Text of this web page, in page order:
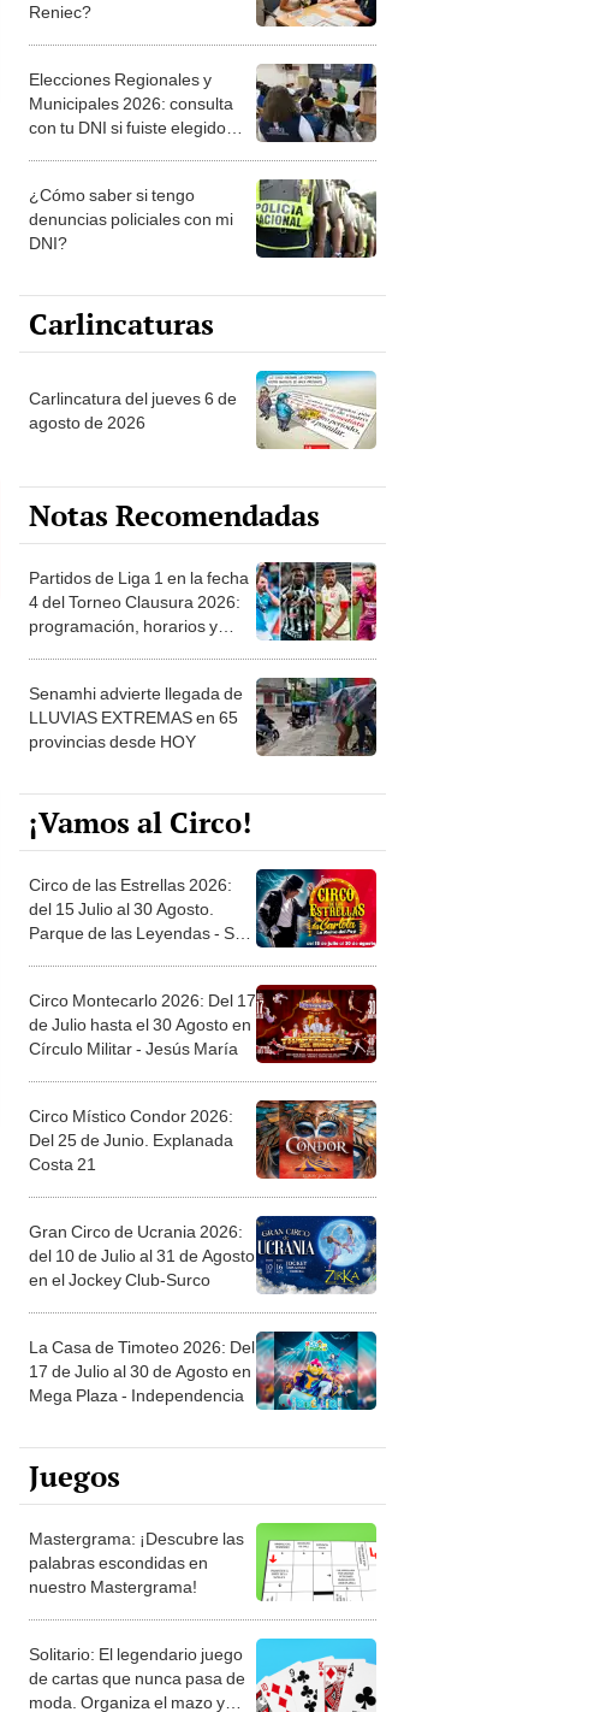
Reniec?
Elecciones Regionales y
Municipales 2026: consulta
con tu DNI si fuiste elegido
la ONPE
¿Cómo saber si tengo
denuncias policiales con mi
DNI?
Carlincaturas
Carlincatura del jueves 6 de
agosto de 2026
Notas Recomendadas
Partidos de Liga 1 en la fecha
4 del Torneo Clausura 2026:
programación, horarios y
Senamhi advierte llegada de
LLUVIAS EXTREMAS en 65
provincias desde HOY
¡Vamos al Circo!
Circo de las Estrellas 2026:
del 15 Julio al 30 Agosto.
Parque de las Leyendas - San
Circo Montecarlo 2026: Del 17
de Julio hasta el 30 Agosto en
Círculo Militar - Jesús María
Circo Místico Condor 2026:
Del 25 de Junio. Explanada
Costa 21
Gran Circo de Ucrania 2026:
del 10 de Julio al 31 de Agosto
en el Jockey Club-Surco
La Casa de Timoteo 2026: Del
17 de Julio al 30 de Agosto en
Mega Plaza - Independencia
Juegos
Mastergrama: ¡Descubre las
palabras escondidas en
nuestro Mastergrama!
Solitario: El legendario juego
de cartas que nunca pasa de
moda. Organiza el mazo y